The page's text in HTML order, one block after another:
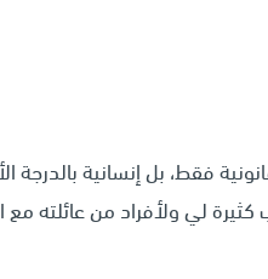
فقط، بل إنسانية بالدرجة
لي ولأفراد من عائلته مع